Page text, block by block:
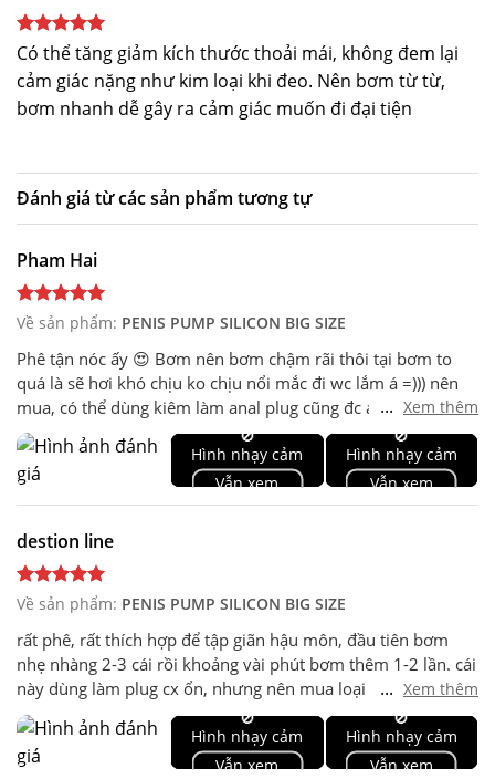
Được xếp
sao
Có thể tăng giảm kích thước thoải mái, không đem lại
cảm giác nặng như kim loại khi đeo. Nên bơm từ từ,
bơm nhanh dễ gây ra cảm giác muốn đi đại tiện
Đánh giá từ các sản phẩm tương tự
Pham Hai
Về sản phẩm: PENIS PUMP SILICON BIG SIZE
Phê tận nóc ấy 😍 Bơm nên bơm chậm rãi thôi tại bơm to
quá là sẽ hơi khó chịu ko chịu nổi mắc đi wc lắm á =))) nên
mua, có thể dùng kiêm làm anal plug cũng đc á, gu của mình
thích đi giày cao gót nên giãn hậu môn nên dùng rất thích
... Xem thêm
🚫
Hình nhạy cảm
Vẫn xem
🚫
Hình nhạy cảm
Vẫn xem
destion line
Về sản phẩm: PENIS PUMP SILICON BIG SIZE
rất phê, rất thích hợp để tập giãn hậu môn, đầu tiên bơm
nhẹ nhàng 2-3 cái rồi khoảng vài phút bơm thêm 1-2 lần. cái
này dùng làm plug cx ổn, nhưng nên mua loại dây rời và
đuôi thuyền thì tốt hơn, cái này mang đi hơi vướng dây và
hơi cấn do đầu tròn, nói chung là rất ổn để train
... Xem thêm
🚫
Hình nhạy cảm
Vẫn xem
🚫
Hình nhạy cảm
Vẫn xem